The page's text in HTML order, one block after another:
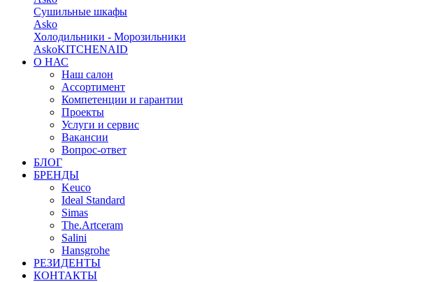
Сушильные шкафы
Asko
Холодильники - Морозильники
AskoKITCHENAID
О НАС
Наш салон
Ассортимент
Компетенции и гарантии
Проекты
Услуги и сервис
Вакансии
Вопрос-ответ
БЛОГ
БРЕНДЫ
Keuco
Ideal Standard
Simas
The.Artceram
Salini
Hansgrohe
РЕЗИДЕНТЫ
КОНТАКТЫ